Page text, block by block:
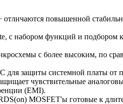
повышенной
набором функций и подбором
с более высоким, по
защиты системной платы от
чувствительные
(EMI).
MOSFET'ы готовые к